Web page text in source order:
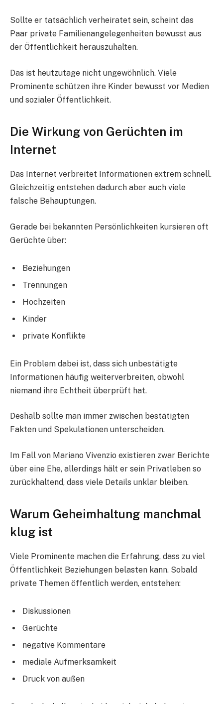
Sollte er tatsächlich verheiratet sein, scheint das
Paar private Familienangelegenheiten bewusst aus
der Öffentlichkeit herauszuhalten.
Das ist heutzutage nicht ungewöhnlich. Viele
Prominente schützen ihre Kinder bewusst vor Medien
und sozialer Öffentlichkeit.
Die Wirkung von Gerüchten im
Internet
Das Internet verbreitet Informationen extrem schnell.
Gleichzeitig entstehen dadurch aber auch viele
falsche Behauptungen.
Gerade bei bekannten Persönlichkeiten kursieren oft
Gerüchte über:
Beziehungen
Trennungen
Hochzeiten
Kinder
private Konflikte
Ein Problem dabei ist, dass sich unbestätigte
Informationen häufig weiterverbreiten, obwohl
niemand ihre Echtheit überprüft hat.
Deshalb sollte man immer zwischen bestätigten
Fakten und Spekulationen unterscheiden.
Im Fall von Mariano Vivenzio existieren zwar Berichte
über eine Ehe, allerdings hält er sein Privatleben so
zurückhaltend, dass viele Details unklar bleiben.
Warum Geheimhaltung manchmal
klug ist
Viele Prominente machen die Erfahrung, dass zu viel
Öffentlichkeit Beziehungen belasten kann. Sobald
private Themen öffentlich werden, entstehen:
Diskussionen
Gerüchte
negative Kommentare
mediale Aufmerksamkeit
Druck von außen